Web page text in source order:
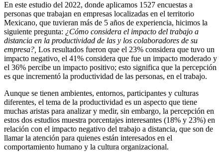
En este estudio del 2022, donde aplicamos 1527 encuestas a
personas que trabajan en empresas localizadas en el territorio
Mexicano, que tuvieran más de 5 años de experiencia, hicimos la
siguiente pregunta: ¿Cómo considera el impacto del trabajo a
distancia en la productividad de las y los colaboradores de su
empresa?, Los resultados fueron que el 23% considera que tuvo un
impacto negativo, el 41% considera que fue un impacto moderado y
el 36% percibe un impacto positivo; esto significa que la percepción
es que incrementó la productividad de las personas, en el trabajo.
Aunque se tienen ambientes, entornos, participantes y culturas
diferentes, el tema de la productividad es un aspecto que tiene
muchas aristas para analizar y medir, sin embargo, la percepción en
estos dos estudios muestra porcentajes interesantes (18% y 23%) en
relación con el impacto negativo del trabajo a distancia, que son de
llamar la atención para quienes están interesados en el
comportamiento humano y la cultura organizacional.